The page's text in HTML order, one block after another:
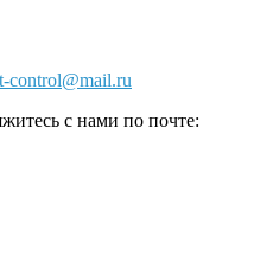
control@mail.ru
с нами по почте: